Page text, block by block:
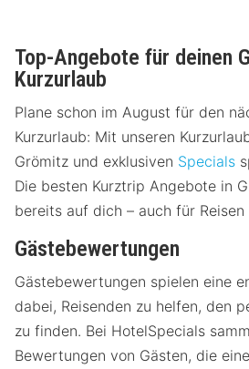
Top-Angebote für deinen
Kurzurlaub
Plane schon im August für den
Kurzurlaub: Mit unseren
Grömitz und exklusiven Specials
Die besten Kurztrip Angebote in
bereits auf dich – auch für Reisen
Gästebewertungen
Gästebewertungen spielen eine
dabei, Reisenden zu helfen, den
zu finden. Bei HotelSpecials
Bewertungen von Gästen, die